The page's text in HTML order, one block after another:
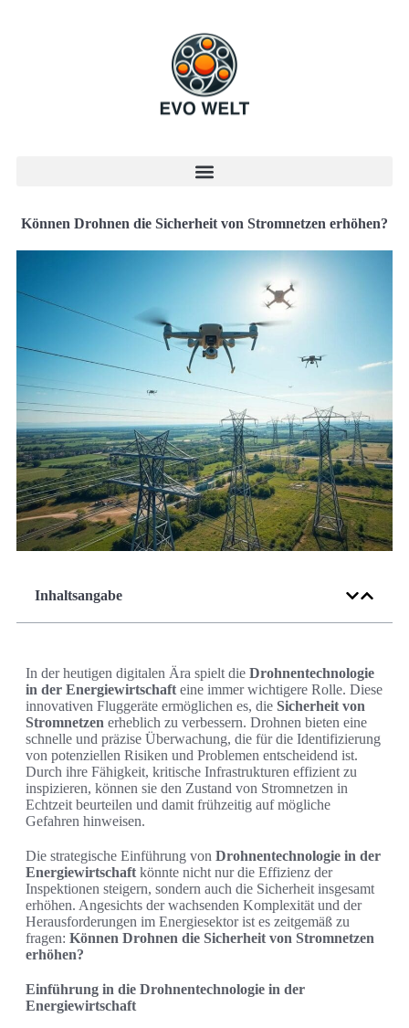
Können Drohnen die Sicherheit von Stromnetzen erhöhen?
Inhaltsangabe
In der heutigen digitalen Ära spielt die Drohnentechnologie
in der Energiewirtschaft eine immer wichtigere Rolle. Diese
innovativen Fluggeräte ermöglichen es, die Sicherheit von
Stromnetzen erheblich zu verbessern. Drohnen bieten eine
schnelle und präzise Überwachung, die für die Identifizierung
von potenziellen Risiken und Problemen entscheidend ist.
Durch ihre Fähigkeit, kritische Infrastrukturen effizient zu
inspizieren, können sie den Zustand von Stromnetzen in
Echtzeit beurteilen und damit frühzeitig auf mögliche
Gefahren hinweisen.
Die strategische Einführung von Drohnentechnologie in der
Energiewirtschaft könnte nicht nur die Effizienz der
Inspektionen steigern, sondern auch die Sicherheit insgesamt
erhöhen. Angesichts der wachsenden Komplexität und der
Herausforderungen im Energiesektor ist es zeitgemäß zu
fragen: Können Drohnen die Sicherheit von Stromnetzen
erhöhen?
Einführung in die Drohnentechnologie in der
Energiewirtschaft